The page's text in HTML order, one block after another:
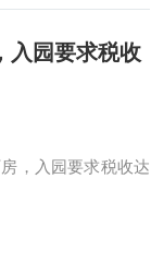
入园要求税收
，入园要求税收达